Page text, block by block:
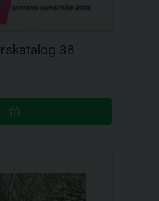
38